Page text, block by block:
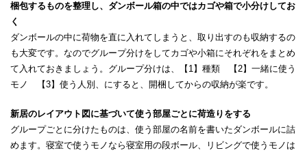
梱包するものを整理し、ダンボール箱の中ではカゴや箱で小分けしてお
く
ダンボールの中に荷物を直に入れてしまうと、取り出すのも収納するの
も大変です。なのでグループ分けをしてカゴや小箱にそれぞれをまとめ
て入れておきましょう。グループ分けは、【1】種類 【2】一緒に使う
モノ 【3】使う人別、にすると、開梱してからの収納が楽です。
新居のレイアウト図に基づいて使う部屋ごとに荷造りをする
グループごとに分けたものは、使う部屋の名前を書いたダンボールに詰
めます。寝室で使うモノなら寝室用の段ボール、リビングで使うモノは